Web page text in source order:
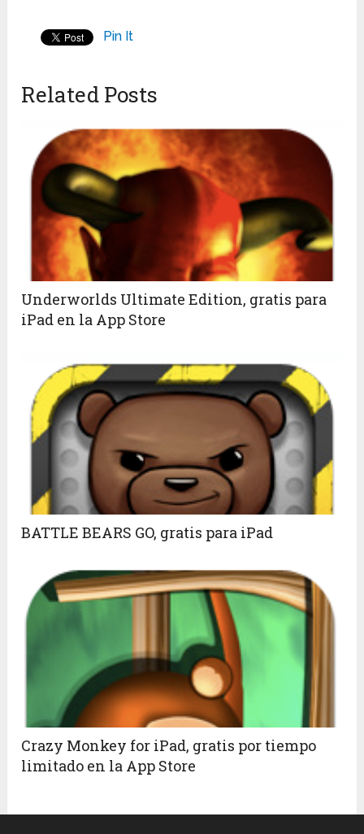
Pin It
Related Posts
Underworlds Ultimate Edition, gratis para
iPad en la App Store
BATTLE BEARS GO, gratis para iPad
Crazy Monkey for iPad, gratis por tiempo
limitado en la App Store